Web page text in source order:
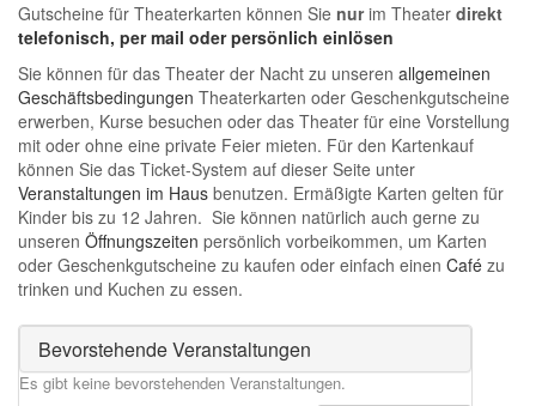
Gutscheine für Theaterkarten können Sie nurim Theater direkt
telefonisch, per mail oder persönlich einlösen
Sie können für das Theater der Nacht zu unseren allgemeinen
Geschäftsbedingungen Theaterkarten oder Geschenkgutscheine
erwerben, Kurse besuchen oder das Theater für eine Vorstellung
mit oder ohne eine private Feier mieten. Für den Kartenkauf
können Sie das Ticket-System auf dieser Seite unter
Veranstaltungen im Haus benutzen. Ermäßigte Karten gelten für
Kinder bis zu 12 Jahren. Sie können natürlich auch gerne zu
unseren Öffnungszeiten persönlich vorbeikommen, um Karten
oder Geschenkgutscheine zu kaufen oder einfach einen Café zu
trinken und Kuchen zu essen.
Bevorstehende Veranstaltungen
Es gibt keine bevorstehenden Veranstaltungen.